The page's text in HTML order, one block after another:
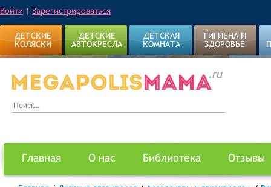
Войти | Зарегистрироваться
ДЕТСКИЕ
КОЛЯСКИ
ДЕТСКИЕ
АВТОКРЕСЛА
ДЕТСКАЯ
КОМНАТА
ГИГИЕНА И
ЗДОРОВЬЕ
Главная О нас Библиотека Отзывы